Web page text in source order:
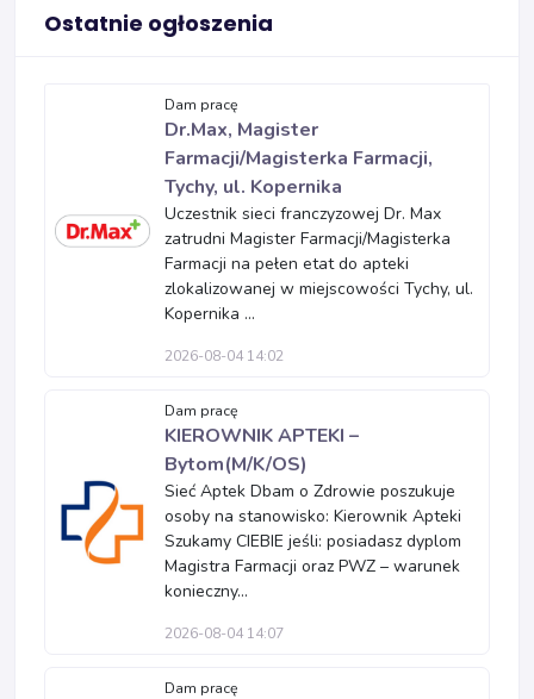
Ostatnie ogłoszenia
Dam pracę
Dr.Max, Magister
Farmacji/Magisterka Farmacji,
Tychy, ul. Kopernika
Uczestnik sieci franczyzowej Dr. Max
zatrudni Magister Farmacji/Magisterka
Farmacji na pełen etat do apteki
zlokalizowanej w miejscowości Tychy, ul.
Kopernika ...
2026-08-04 14:02
Dam pracę
KIEROWNIK APTEKI –
Bytom(M/K/OS)
Sieć Aptek Dbam o Zdrowie poszukuje
osoby na stanowisko: Kierownik Apteki
Szukamy CIEBIE jeśli: posiadasz dyplom
Magistra Farmacji oraz PWZ – warunek
konieczny...
2026-08-04 14:07
Dam pracę